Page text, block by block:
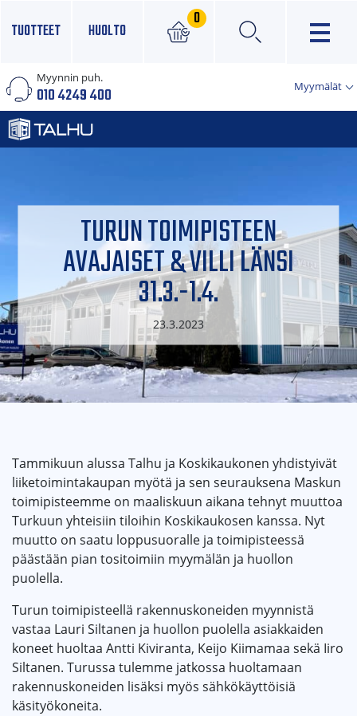
TUOTTEET HUOLTO
0
×
Myynnin puh.
010 4249 400 Myymälät
TURUN TOIMIPISTEEN
AVAJAISET & VILLI LÄNSI
31.3.-1.4.
23.3.2023
Tammikuun alussa Talhu ja Koskikaukonen yhdistyivät
liiketoimintakaupan myötä ja sen seurauksena Maskun
toimipisteemme on maaliskuun aikana tehnyt muuttoa
Turkuun yhteisiin tiloihin Koskikaukosen kanssa. Nyt
muutto on saatu loppusuoralle ja toimipisteessä
päästään pian tositoimiin myymälän ja huollon
puolella.
Turun toimipisteellä rakennuskoneiden myynnistä
vastaa Lauri Siltanen ja huollon puolella asiakkaiden
koneet huoltaa Antti Kiviranta, Keijo Kiimamaa sekä Iiro
Siltanen. Turussa tulemme jatkossa huoltamaan
rakennuskoneiden lisäksi myös sähkökäyttöisiä
käsityökoneita.